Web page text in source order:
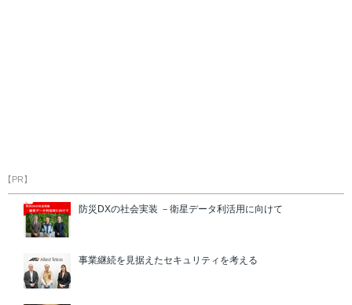
【PR】
防災DXの社会実装 －衛星データ利活用に向けて
事業継続を見据えたセキュリティを考える